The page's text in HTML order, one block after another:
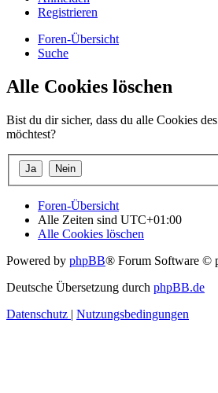
Registrieren
Foren-Übersicht
Suche
Alle Cookies löschen
Bist du dir sicher, dass du alle Cookies
möchtest?
Foren-Übersicht
Alle Zeiten sind UTC+01:00
Alle Cookies löschen
Powered by phpBB® Forum Software ©
Deutsche Übersetzung durch phpBB.de
Datenschutz | Nutzungsbedingungen